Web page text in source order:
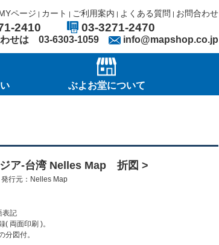
ページ | カート | ご利用案内 | よくある質問 | お問合わせ
2410 03-3271-2470
せは 03-6303-1059 info@mapshop.co.jp
ぶよお堂について
ア-台湾 Nelles Map 折図 >
行元：Nelles Map
表記
( 両面印刷 )。
分図付。